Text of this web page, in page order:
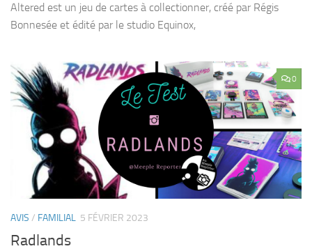
Altered est un jeu de cartes à collectionner, créé par Régis
Bonnesée et édité par le studio Equinox,
0
AVIS / FAMILIAL 5 FÉVRIER 2023
Radlands